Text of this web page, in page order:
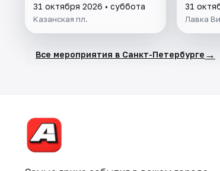
31 октября 2026 • суббота
Казанская пл.
31
Лавка
Все мероприятия в Санкт-Петербурге →